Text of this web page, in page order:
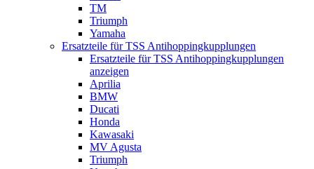
TM
Triumph
Yamaha
Ersatzteile für TSS Antihoppingkupplungen
Ersatzteile für TSS Antihoppingkupplungen
anzeigen
Aprilia
BMW
Ducati
Honda
Kawasaki
MV Agusta
Triumph